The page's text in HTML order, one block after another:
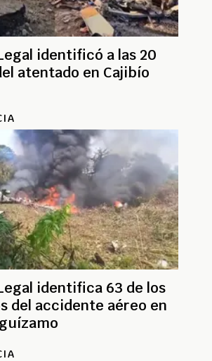
identificó a las 20
atentado en Cajibío
identifica 63 de los
del accidente aéreo en